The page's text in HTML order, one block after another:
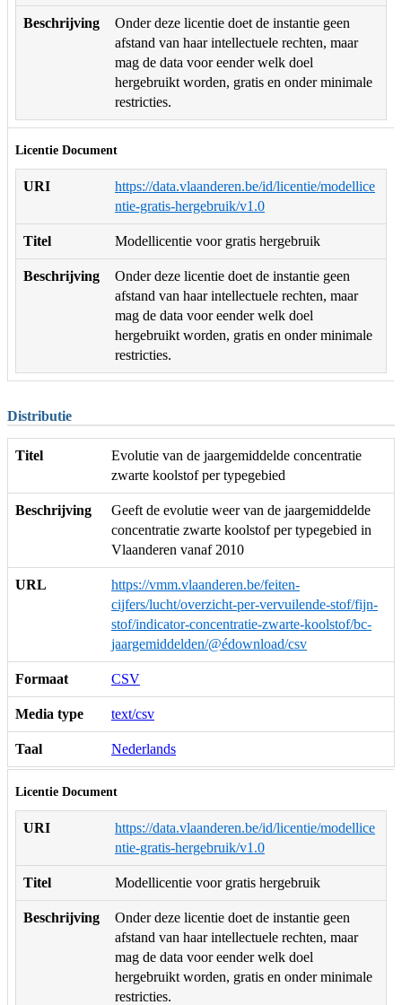
Beschrijving
Onder deze licentie doet de instantie geen
afstand van haar intellectuele rechten, maar
mag de data voor eender welk doel
hergebruikt worden, gratis en onder minimale
restricties.
Licentie Document
URI
https://data.vlaanderen.be/id/licentie/modellice
ntie-gratis-hergebruik/v1.0
Titel Modellicentie voor gratis hergebruik
Beschrijving
Onder deze licentie doet de instantie geen
afstand van haar intellectuele rechten, maar
mag de data voor eender welk doel
hergebruikt worden, gratis en onder minimale
restricties.
Distributie
Titel
Evolutie van de jaargemiddelde concentratie
zwarte koolstof per typegebied
Beschrijving
Geeft de evolutie weer van de jaargemiddelde
concentratie zwarte koolstof per typegebied in
Vlaanderen vanaf 2010
URL
https://vmm.vlaanderen.be/feiten-
cijfers/lucht/overzicht-per-vervuilende-stof/fijn-
stof/indicator-concentratie-zwarte-koolstof/bc-
jaargemiddelden/@édownload/csv
Formaat CSV
Media type text/csv
Taal Nederlands
Licentie Document
URI
https://data.vlaanderen.be/id/licentie/modellice
ntie-gratis-hergebruik/v1.0
Titel Modellicentie voor gratis hergebruik
Beschrijving
Onder deze licentie doet de instantie geen
afstand van haar intellectuele rechten, maar
mag de data voor eender welk doel
hergebruikt worden, gratis en onder minimale
restricties.